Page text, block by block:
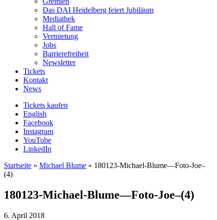
Das DAI Heidelberg feiert Jubiläum
Mediathek
Hall of Fame
Vermietung
Jobs
Barrierefreiheit
Newsletter
Tickets
Kontakt
News
Tickets kaufen
English
Facebook
Instagram
YouTube
LinkedIn
Startseite » Michael Blume » 180123-Michael-Blume—Foto-Joe–
(4)
180123-Michael-Blume—Foto-Joe–(4)
6. April 2018